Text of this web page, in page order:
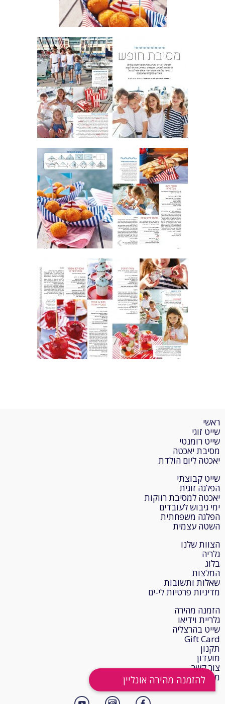
ראשי
שייט זוגי
שייט רומנטי
מסיבת יאכטה
יאכטה ליום הולדת
שייט קבוצתי
הפלגה זוגית
יאכטה למסיבת רווקות
ימי גיבוש לעובדים
הפלגה משפחתית
השטה עצמית
הצוות שלנו
גלריה
בלוג
המלצות
שאלות ותשובות
מדיניות פרטיות לי-ים
הזמנה מהירה
גלריית וידיאו
שייט בהרצליה
Gift Card
תקנון
מועדון
צור קשר
מחירון חדש